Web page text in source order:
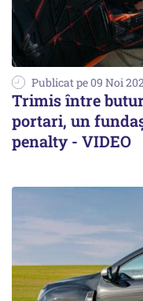
Publicat pe 09 Noi
Trimis între
portari, un
penalty - VIDEO